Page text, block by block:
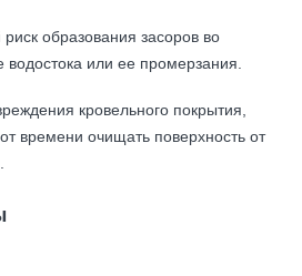
образования засоров во
водостока или ее промерзания.
кровельного покрытия,
времени очищать поверхность от